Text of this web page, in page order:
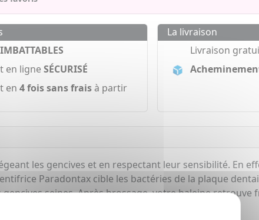
IMBATTABLES
en ligneSÉCURISÉ
en 4 fois sans fraisà partir
La livraison
Livraison
les gencives et en respectant leur sensibilité. En
Paradontax cible les bactéries de la plaque
seines. Après brossage, votre haleine retrouve